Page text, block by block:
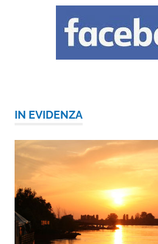
IN EVIDENZA